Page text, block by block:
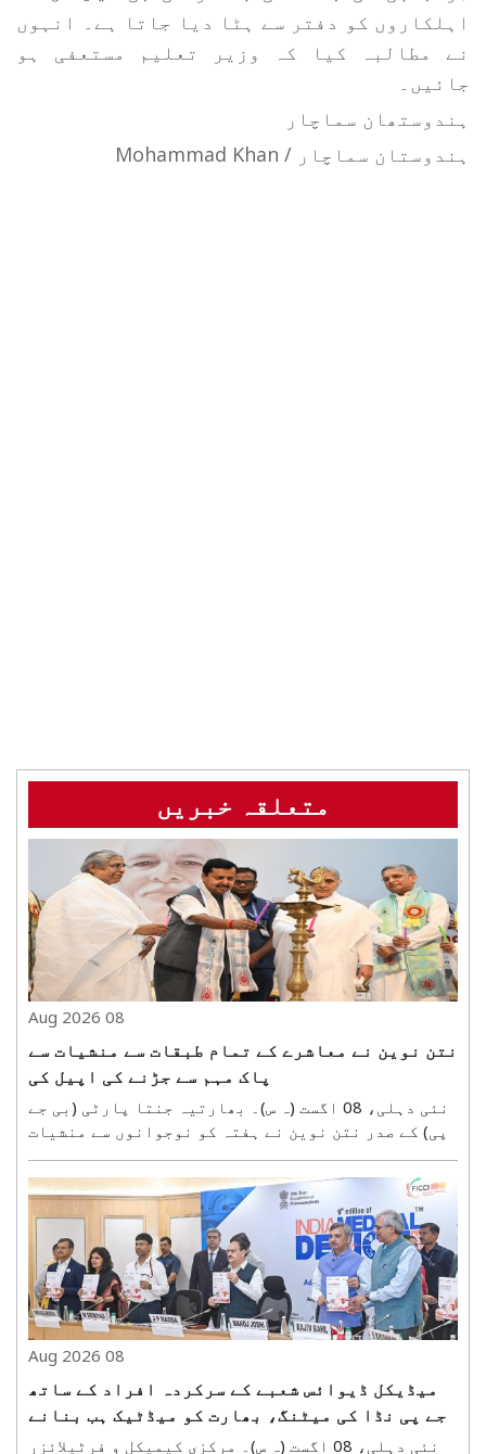
اہلکاروں کو دفتر سے ہٹا دیا جاتا ہے۔ انہوں
نے مطالبہ کیا کہ وزیر تعلیم مستعفی ہو
جائیں۔
ہندوستھان سماچار
ہندوستان سماچار / Mohammad Khan
متعلقہ خبریں
08 Aug 2026
نتن نوین نے معاشرے کے تمام طبقات سے منشیات سے
پاک مہم سے جڑنے کی اپیل کی
نئی دہلی، 08 اگست (ہ س)۔ بھارتیہ جنتا پارٹی (بی جے
پی) کے صدر نتن نوین نے ہفتہ کو نوجوانوں سے منشیات
سے پاک مہم سے جڑنے کی اپیل کی۔ ہفتہ کو اوم شانتی
ریٹریٹ سینٹر میں منعقدہ ’بلڈ ڈونیشن میگا کیمپین
2026‘ میں شرکت کرتے ہوئے انہوں نے ملک کے نوجوانو..
08 Aug 2026
میڈیکل ڈیوائس شعبے کے سرکردہ افراد کے ساتھ
جے پی نڈا کی میٹنگ، بھارت کو میڈٹیک ہب بنانے
پر زور
نئی دہلی، 08 اگست (ہ س)۔ مرکزی کیمیکل و فرٹیلائزر